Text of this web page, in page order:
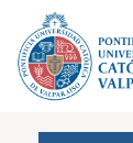
Click acá para ir